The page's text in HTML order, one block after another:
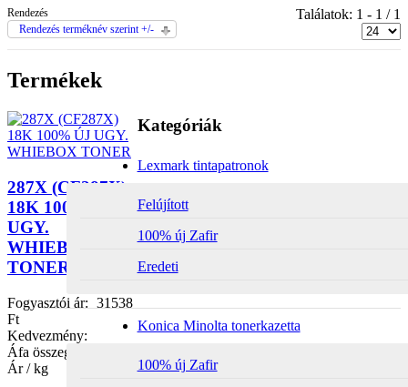
Rendezés
Rendezés terméknév szerint +/-
Találatok: 1 - 1 / 1
Termékek
287X (CF287X)
18K 100% ÚJ
UGY.
WHIEBOX
TONER
Fogyasztói ár: 31538
Ft
Kedvezmény:
Áfa összege:
Ár / kg
Kategóriák
Lexmark tintapatronok
Felújított
100% új Zafir
Eredeti
Konica Minolta tonerkazetta
100% új Zafir